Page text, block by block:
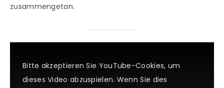
zusammengetan.
Bitte akzeptieren Sie YouTube-Cookies, um
dieses Video abzuspielen. Wenn Sie dies